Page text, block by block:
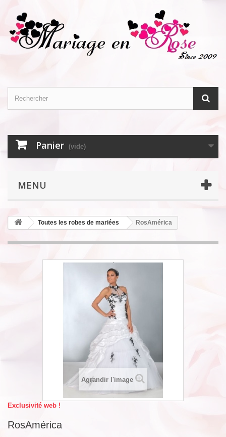
Panier (vide)
MENU
Toutes les robes de mariées RosAmérica
Agrandir l'image
Exclusivité web !
RosAmérica